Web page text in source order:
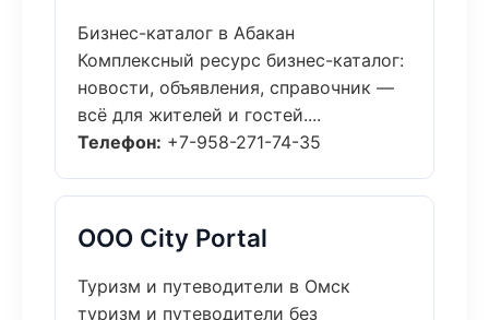
Бизнес-каталог в Абакан
Комплексный ресурс бизнес-каталог:
новости, объявления, справочник —
всё для жителей и гостей....
Телефон: +7-958-271-74-35
ООО City Portal
Туризм и путеводители в Омск
туризм и путеводители без